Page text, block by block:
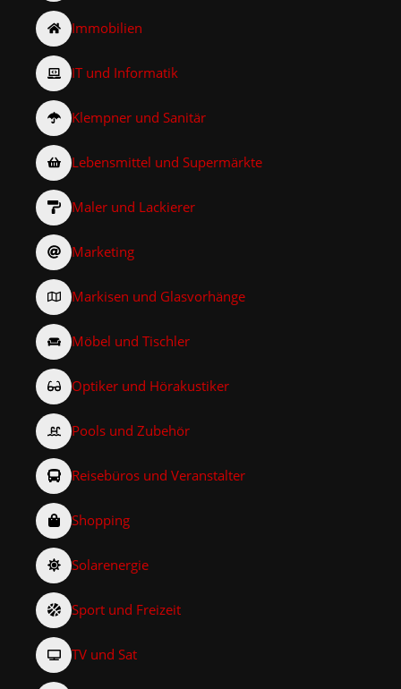
Immobilien
IT und Informatik
Klempner und Sanitär
Lebensmittel und Supermärkte
Maler und Lackierer
Marketing
Markisen und Glasvorhänge
Möbel und Tischler
Optiker und Hörakustiker
Pools und Zubehör
Reisebüros und Veranstalter
Shopping
Solarenergie
Sport und Freizeit
TV und Sat